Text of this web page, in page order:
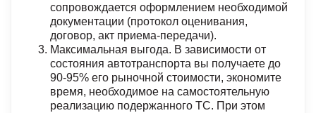
сопровождается оформлением необходимой
документации (протокол оценивания,
договор, акт приема-передачи).
Максимальная выгода. В зависимости от
состояния автотранспорта вы получаете до
90-95% его рыночной стоимости, экономите
время, необходимое на самостоятельную
реализацию подержанного ТС. При этом